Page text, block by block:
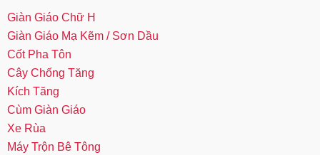
Giàn Giáo Chữ H
Giàn Giáo Mạ Kẽm / Sơn Dầu
Cốt Pha Tôn
Cây Chống Tăng
Kích Tăng
Cùm Giàn Giáo
Xe Rùa
Máy Trộn Bê Tông